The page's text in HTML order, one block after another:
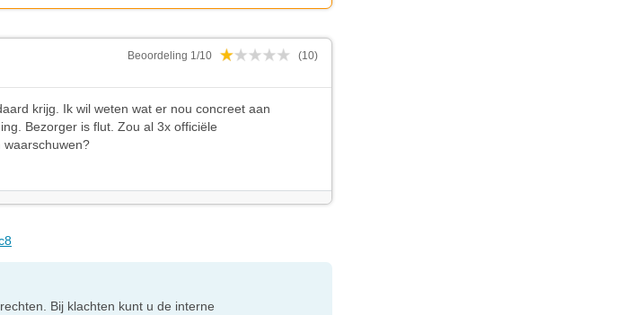
Beoordeling 1/10 (10)
krijg. Ik wil weten wat er nou concreet aan
Bezorger is flut. Zou al 3x officiële
waarschuwen?
Bij klachten kunt u de interne